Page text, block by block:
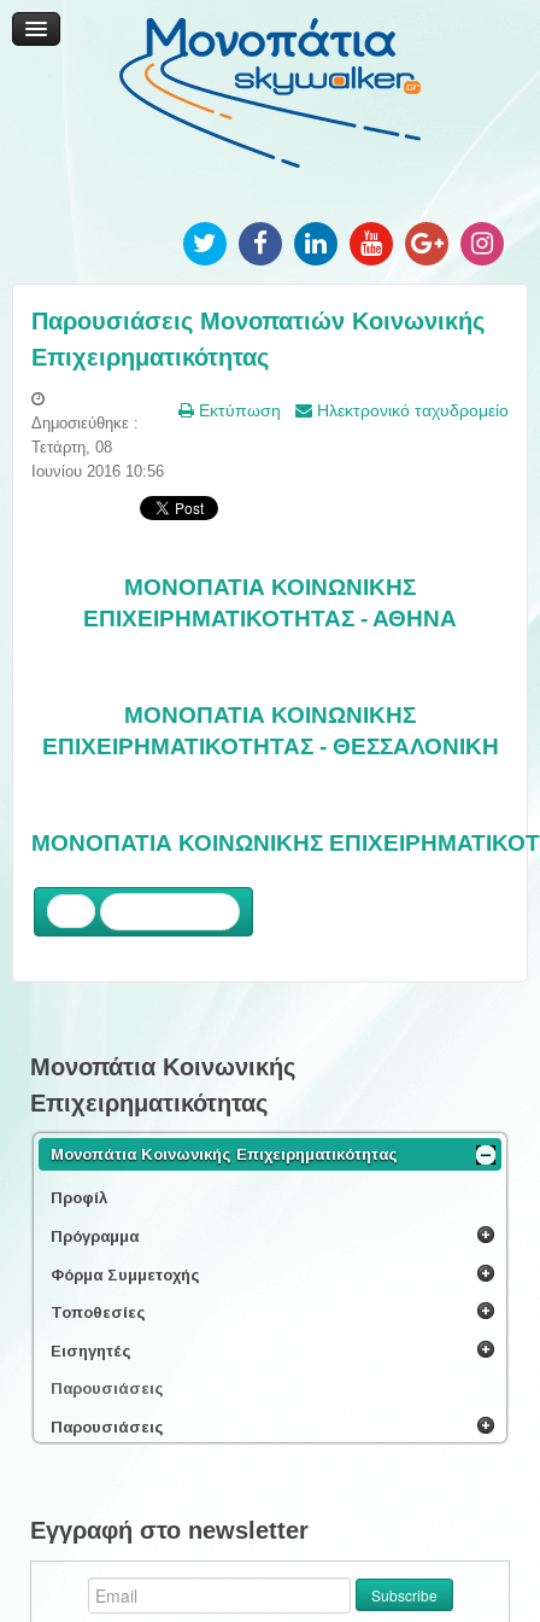
Μονοπάτια Καινοτομίας
Μονοπάτια Τοπικής Ανάπτυξης
Ανακοινώσεις
Φωτογραφίες
Παρουσιάσεις Μονοπατιών Κοινωνικής
Επιχειρηματικότητας
Εκτύπωση Ηλεκτρονικό ταχυδρομείο
Δημοσιεύθηκε :
Τετάρτη, 08
Ιουνίου 2016 10:56
ΜΟΝΟΠΑΤΙΑ ΚΟΙΝΩΝΙΚΗΣ
ΕΠΙΧΕΙΡΗΜΑΤΙΚΟΤΗΤΑΣ - ΑΘΗΝΑ
ΜΟΝΟΠΑΤΙΑ ΚΟΙΝΩΝΙΚΗΣ
ΕΠΙΧΕΙΡΗΜΑΤΙΚΟΤΗΤΑΣ- ΘΕΣΣΑΛΟΝΙΚΗ
ΜΟΝΟΠΑΤΙΑ ΚΟΙΝΩΝΙΚΗΣ
Μονοπάτια Κοινωνικής
Επιχειρηματικότητας
Μονοπάτια Κοινωνικής Επιχειρηματικότητας
Προφίλ
Πρόγραμμα
Φόρμα Συμμετοχής
Τοποθεσίες
Εισηγητές
Παρουσιάσεις
Παρουσιάσεις
Εγγραφή στο newsletter